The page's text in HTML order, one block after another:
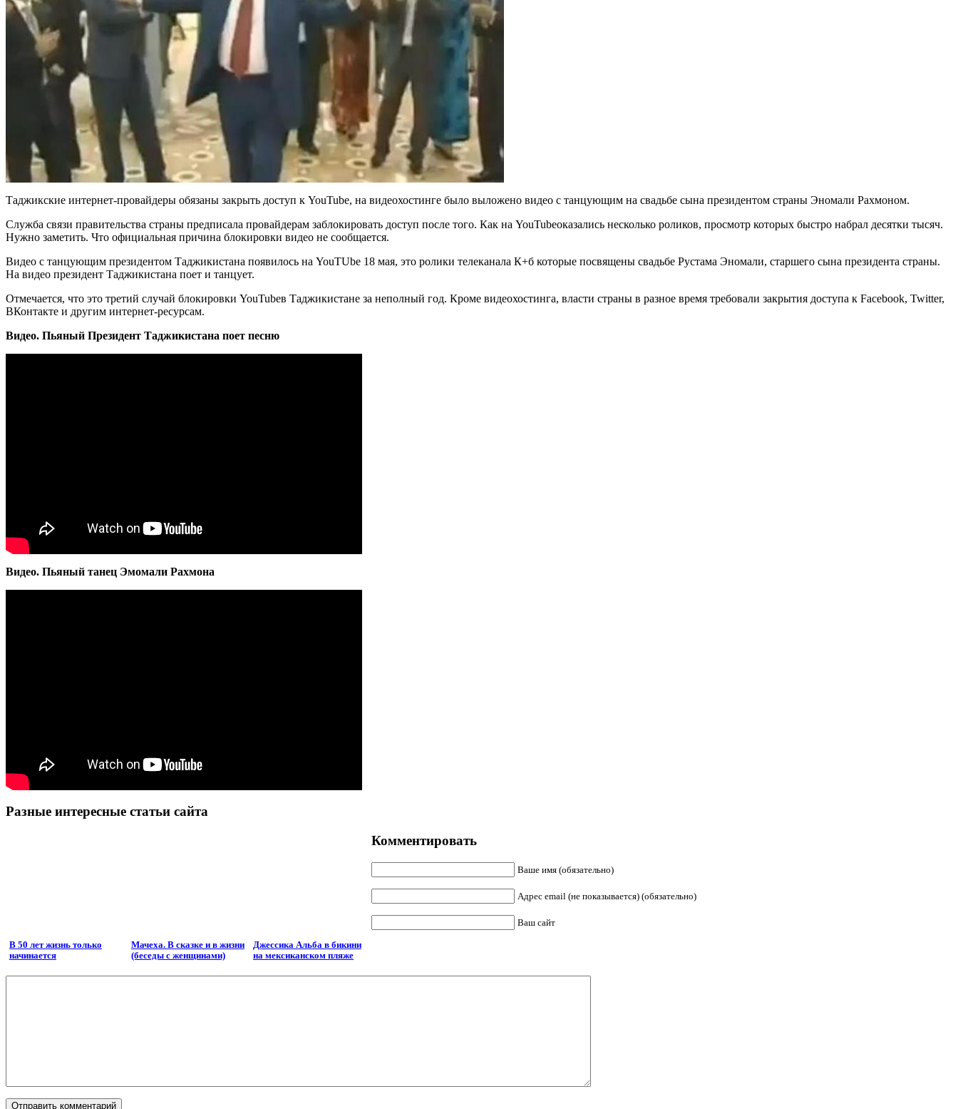
Таджикские интернет-провайдеры обязаны закрыть доступ к YouTube, на видеохостинге было выложено видео с танцующим на свадьбе сына президентом страны Эномали Рахмоном.
Служба связи правительства страны предписала провайдерам заблокировать доступ после того. Как на YouTubeоказались несколько роликов, просмотр которых быстро набрал десятки тысяч.
Нужно заметить. Что официальная причина блокировки видео не сообщается.
Видео с танцующим президентом Таджикистана появилось на YouTUbe 18 мая, это ролики телеканала К+б которые посвящены свадьбе Рустама Эномали, старшего сына президента страны.
На видео президент Таджикистана поет и танцует.
Отмечается, что это третий случай блокировки YouTubeв Таджикистане за неполный год. Кроме видеохостинга, власти страны в разное время требовали закрытия доступа к Facebook, Twitter,
ВКонтакте и другим интернет-ресурсам.
Видео. Пьяный Президент Таджикистана поет песню
Видео. Пьяный танец Эмомали Рахмона
Разные интересные статьи сайта
В 50 лет жизнь только
начинается
Мачеха. В сказке и в жизни
(беседы с женщинами)
Джессика Альба в бикини
на мексиканском пляже
Комментировать
Ваше имя (обязательно)
Адрес email (не показывается) (обязательно)
Ваш сайт